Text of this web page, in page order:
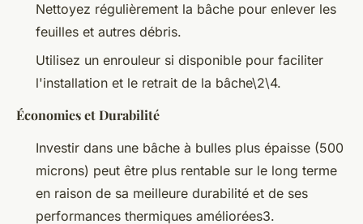
Nettoyez régulièrement la bâche pour enlever les
feuilles et autres débris.
Utilisez un enrouleur si disponible pour faciliter
l'installation et le retrait de la bâche\2\4.
Économies et Durabilité
Investir dans une bâche à bulles plus épaisse (500
microns) peut être plus rentable sur le long terme
en raison de sa meilleure durabilité et de ses
performances thermiques améliorées3.